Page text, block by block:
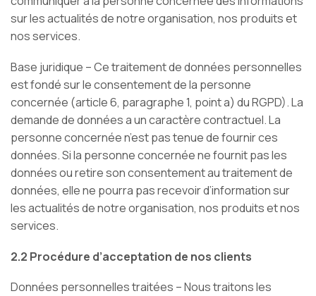
sur les actualités de notre organisation, nos produits et
nos services.
Base juridique – Ce traitement de données personnelles
est fondé sur le consentement de la personne
concernée (article 6, paragraphe 1, point a) du RGPD). La
demande de données a un caractère contractuel. La
personne concernée n’est pas tenue de fournir ces
données. Si la personne concernée ne fournit pas les
données ou retire son consentement au traitement de
données, elle ne pourra pas recevoir d’information sur
les actualités de notre organisation, nos produits et nos
services.
2.2 Procédure d’acceptation de nos clients
Données personnelles traitées – Nous traitons les